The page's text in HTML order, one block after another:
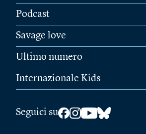
Podcast
Savage love
Ultimo numero
Internazionale Kids
Seguici su